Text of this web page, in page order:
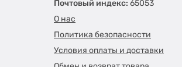
Zalman (+17)
Почтовый индекс: 65053
О нас
Политика безопасности
Условия оплаты и доставки